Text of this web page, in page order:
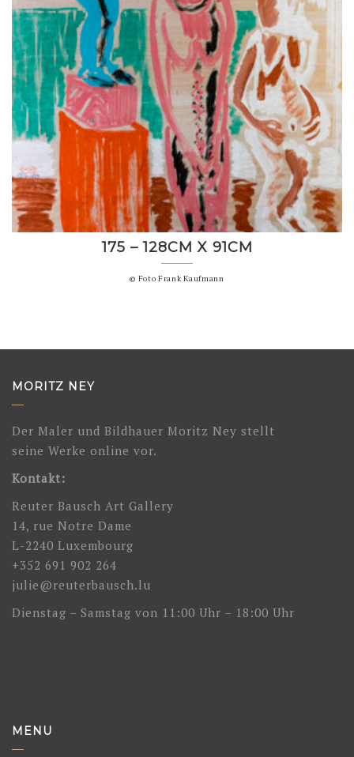
175 – 128CM X 91CM
© Foto Frank Kaufmann
MORITZ NEY
Der Maler und Bildhauer Moritz Ney stellt
seine Werke online vor.
Kontakt:
Reuter Bausch Art Gallery
14, rue Notre Dame
L-2240 Luxembourg
+352 691 902 264
julie@reuterbausch.lu
Dienstag – Samstag von 11:00 Uhr – 18:00 Uhr
MENU